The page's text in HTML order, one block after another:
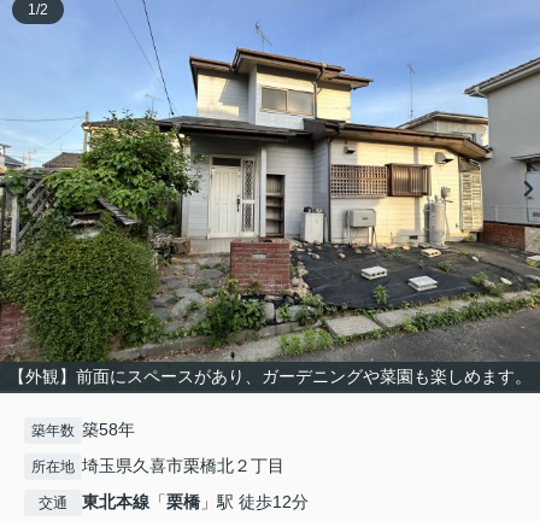
【外観】前面にスペースがあり、ガーデニングや菜園も楽しめます。
1/2
築年数 築58年
所在地 埼玉県久喜市栗橋北２丁目
交通 東北本線 「栗橋 」駅 徒歩12分